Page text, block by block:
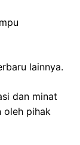
lainnya.
dan minat
oleh pihak